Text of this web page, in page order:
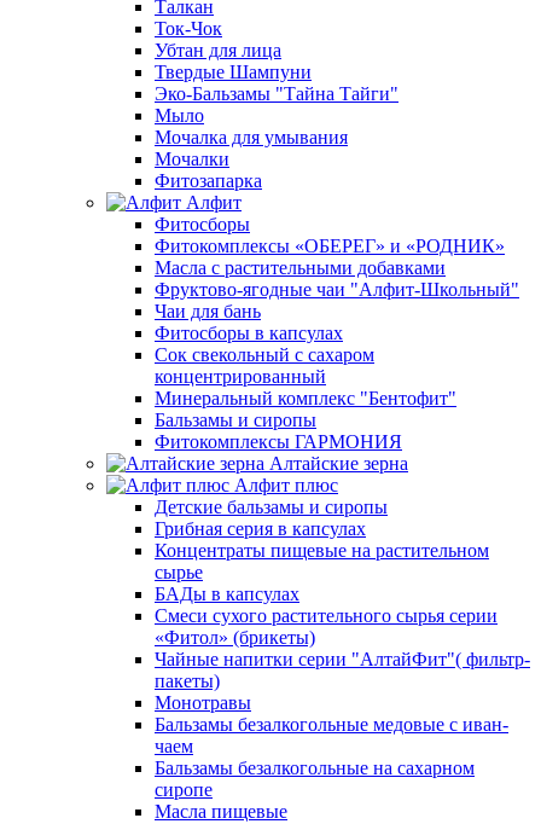
Талкан
Ток-Чок
Убтан для лица
Твердые Шампуни
Эко-Бальзамы "Тайна Тайги"
Мыло
Мочалка для умывания
Мочалки
Фитозапарка
Алфит
Фитосборы
Фитокомплексы «ОБЕРЕГ» и «РОДНИК»
Масла с растительными добавками
Фруктово-ягодные чаи "Алфит-Школьный"
Чаи для бань
Фитосборы в капсулах
Сок свекольный с сахаром
концентрированный
Минеральный комплекс "Бентофит"
Бальзамы и сиропы
Фитокомплексы ГАРМОНИЯ
Алтайские зерна
Алфит плюс
Детские бальзамы и сиропы
Грибная серия в капсулах
Концентраты пищевые на растительном
сырье
БАДы в капсулах
Смеси сухого растительного сырья серии
«Фитол» (брикеты)
Чайные напитки серии "АлтайФит"( фильтр-
пакеты)
Монотравы
Бальзамы безалкогольные медовые с иван-
чаем
Бальзамы безалкогольные на сахарном
сиропе
Масла пищевые